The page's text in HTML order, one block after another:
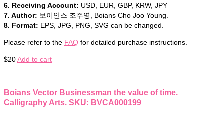
6. Receiving Account: USD, EUR, GBP, KRW, JPY
7. Author: 보이안스 조주영, Boians Cho Joo Young.
8. Format: EPS, JPG, PNG, SVG can be changed.
Please refer to the FAQ for detailed purchase instructions.
$20Add to cart
Boians Vector Businessman the value of time.
Calligraphy Arts. SKU: BVCA000199